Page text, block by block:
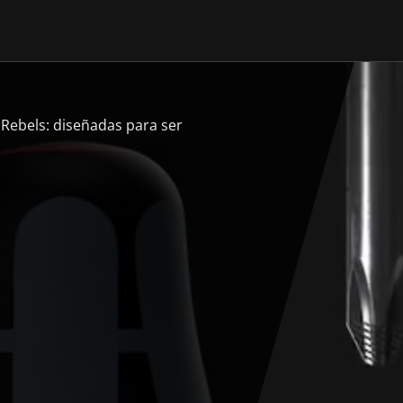
diseñadas para ser